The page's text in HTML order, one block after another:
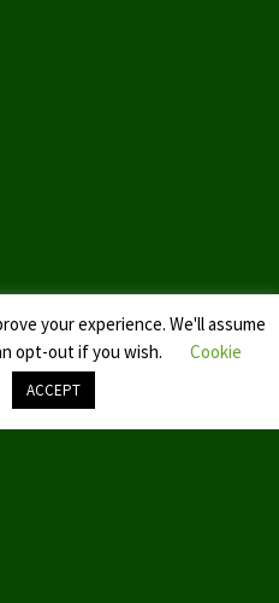
your experience. We'll assume
opt-out if you wish.
Cookie
ACCEPT